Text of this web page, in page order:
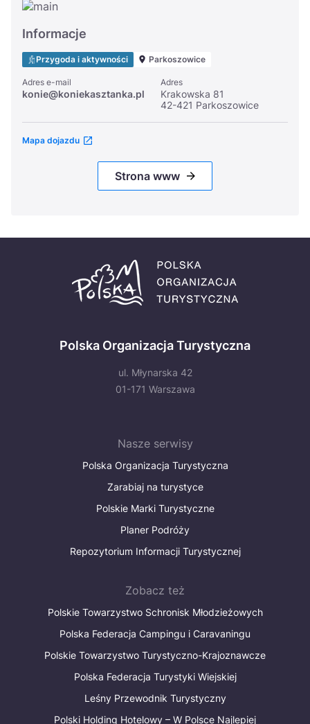
Informacje
Przygoda i aktywności Parkoszowice
Adres e-mail
konie@koniekasztanka.pl
Adres
Krakowska 81
42-421 Parkoszowice
Mapa dojazdu
Strona www
Polska Organizacja Turystyczna
ul. Młynarska 42
01-171 Warszawa
Nasze serwisy
Polska Organizacja Turystyczna
Zarabiaj na turystyce
Polskie Marki Turystyczne
Planer Podróży
Repozytorium Informacji Turystycznej
Zobacz też
Polskie Towarzystwo Schronisk Młodzieżowych
Polska Federacja Campingu i Caravaningu
Polskie Towarzystwo Turystyczno-Krajoznawcze
Polska Federacja Turystyki Wiejskiej
Leśny Przewodnik Turystyczny
Polski Holding Hotelowy – W Polsce Najlepiej